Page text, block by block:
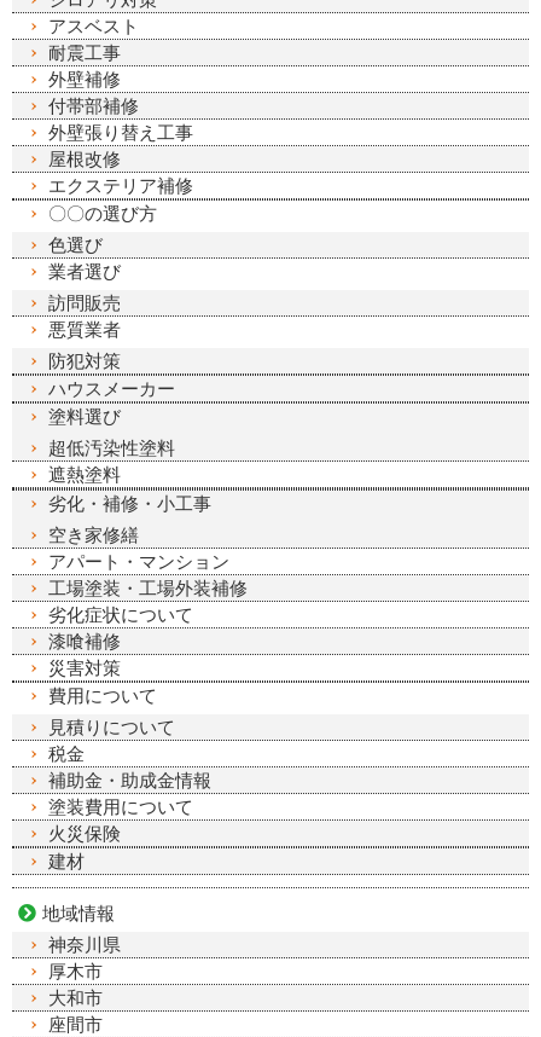
アスベスト
耐震工事
外壁補修
付帯部補修
外壁張り替え工事
屋根改修
エクステリア補修
〇〇の選び方
色選び
業者選び
訪問販売
悪質業者
防犯対策
ハウスメーカー
塗料選び
超低汚染性塗料
遮熱塗料
劣化・補修・小工事
空き家修繕
アパート・マンション
工場塗装・工場外装補修
劣化症状について
漆喰補修
災害対策
費用について
見積りについて
税金
補助金・助成金情報
塗装費用について
火災保険
建材
地域情報
神奈川県
厚木市
大和市
座間市